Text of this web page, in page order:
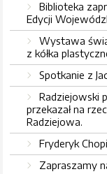
Biblioteka
Edycji
Wystawa
z kółka
Spotkanie z
Radziejowski
przekazał na
Radziejowa.
Fryderyk
Zapraszamy